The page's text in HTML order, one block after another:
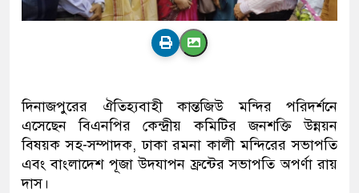
দিনাজপুরের ঐতিহ্যবাহী কান্তজিউ মন্দির পরিদর্শনে
এসেছেন বিএনপির কেন্দ্রীয় কমিটির জনশক্তি উন্নয়ন
বিষয়ক সহ-সম্পাদক, ঢাকা রমনা কালী মন্দিরের সভাপতি
এবং বাংলাদেশ পূজা উদযাপন ফ্রন্টের সভাপতি অপর্ণা রায়
দাস।